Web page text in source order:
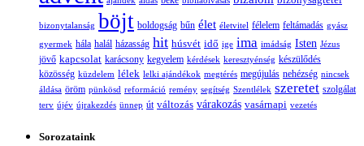
bizonytalanság böjt boldogság bűn élet életvitel félelem feltámadás gyász
gyermek hála halál házasság hit húsvét idő ige ima imádság Isten Jézus
jövő kapcsolat karácsony kegyelem kérdések keresztyénség készülődés
közösség küzdelem lélek lelki ajándékok megtérés megújulás nehézség nincsek
áldása öröm pünkösd reformáció remény segítség Szentlélek szeretet szolgálat
terv újév újrakezdés ünnep út változás várakozás vasárnapi vezetés
Sorozataink